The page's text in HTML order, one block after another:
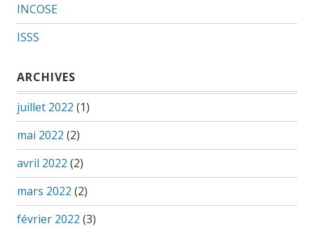
INCOSE
ISSS
ARCHIVES
juillet 2022 (1)
mai 2022 (2)
avril 2022 (2)
mars 2022 (2)
février 2022 (3)